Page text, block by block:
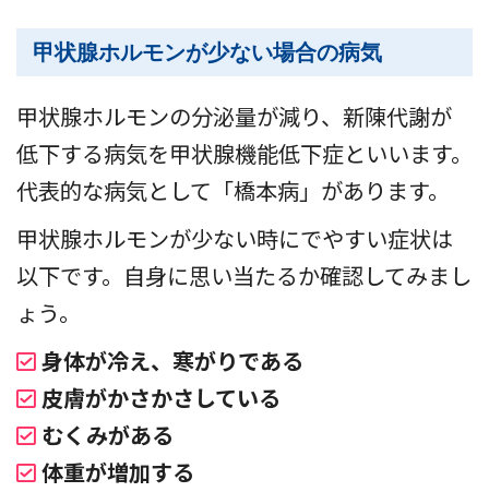
甲状腺ホルモンが少ない場合の病気
甲状腺ホルモンの分泌量が減り、新陳代謝が
低下する病気を甲状腺機能低下症といいます。
代表的な病気として「橋本病」があります。
甲状腺ホルモンが少ない時にでやすい症状は
以下です。自身に思い当たるか確認してみまし
ょう。
身体が冷え、寒がりである
皮膚がかさかさしている
むくみがある
体重が増加する